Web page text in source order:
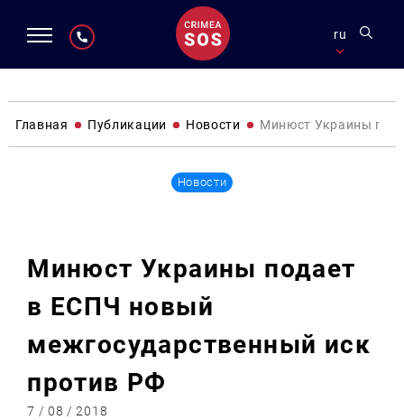
ru
Главная Публикации Новости Минюст Украины
Новости
Минюст Украины подает
в ЕСПЧ новый
межгосударственный иск
против РФ
7 / 08 / 2018